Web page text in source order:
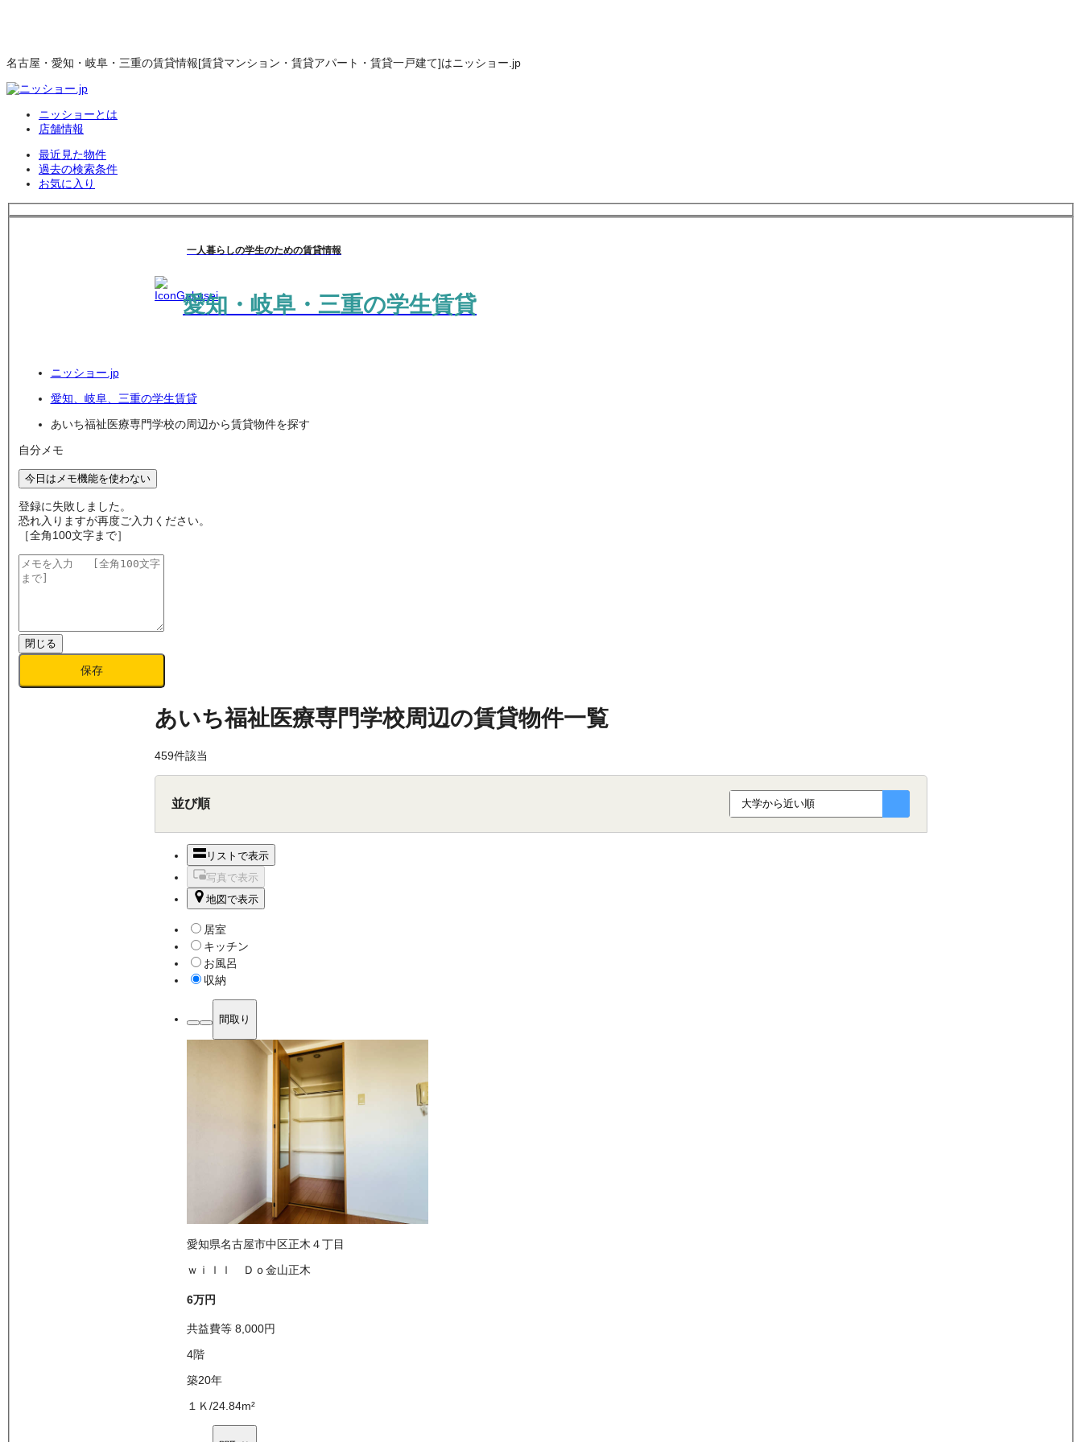
名古屋・愛知・岐阜・三重の賃貸情報[賃貸マンション・賃貸アパート・賃貸一戸建て]はニッショー.jp
ニッショーとは
店舗情報
最近見た物件
過去の検索条件
お気に入り
一人暮らしの学生のための賃貸情報
愛知・岐阜・三重の学生賃貸
ニッショー.jp
愛知、岐阜、三重の学生賃貸
あいち福祉医療専門学校の周辺から賃貸物件を探す
自分メモ
今日はメモ機能を使わない
登録に失敗しました。
恐れ入りますが再度ご入力ください。
［全角100文字まで］
閉じる
保存
あいち福祉医療専門学校周辺の賃貸物件一覧
459件該当
並び順
リストで表示
写真で表示
地図で表示
居室
キッチン
お風呂
収納
間取り
愛知県名古屋市中区正木４丁目
ｗｉｌｌ Ｄｏ金山正木
6万円
共益費等 8,000円
4階
築20年
１Ｋ/24.84m²